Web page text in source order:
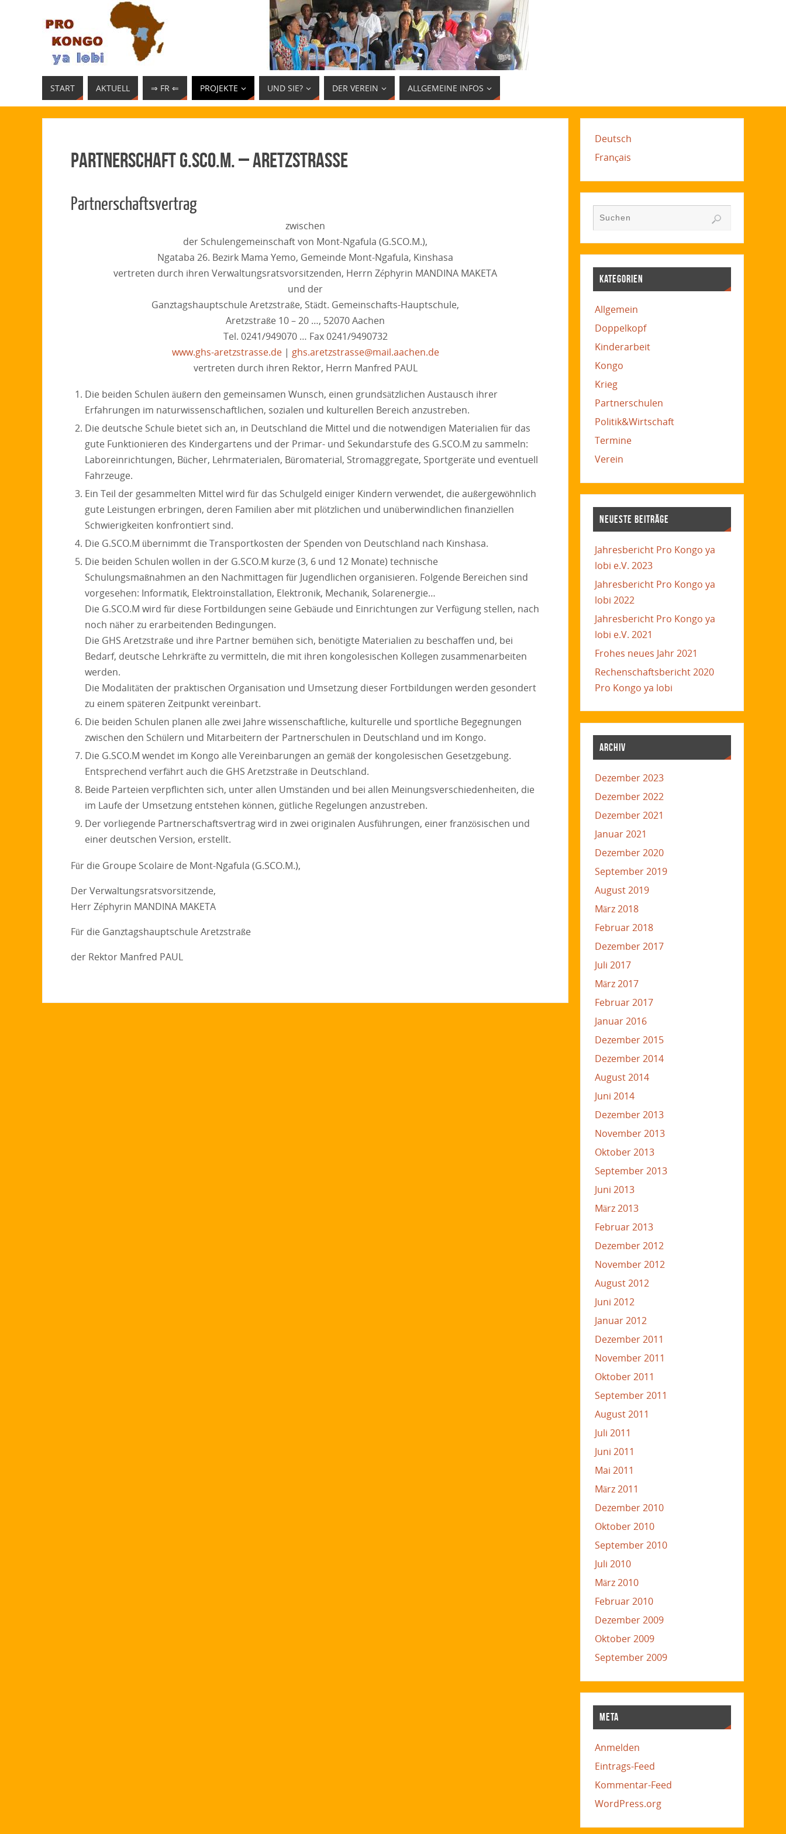
START AKTUELL ⇒ FR ⇐ PROJEKTE UND SIE? DER VEREIN ALLGEMEINE INFOS
Partnerschaft G.SCO.M. – Aretzstraße
Partnerschaftsvertrag
zwischen
der Schulengemeinschaft von Mont-Ngafula (G.SCO.M.),
Ngataba 26. Bezirk Mama Yemo, Gemeinde Mont-Ngafula, Kinshasa
vertreten durch ihren Verwaltungsratsvorsitzenden, Herrn Zéphyrin MANDINA MAKETA
und der
Ganztagshauptschule Aretzstraße, Städt. Gemeinschafts-Hauptschule,
Aretzstraße 10 – 20 …, 52070 Aachen
Tel. 0241/949070 … Fax 0241/9490732
www.ghs-aretzstrasse.de| ghs.aretzstrasse@mail.aachen.de
vertreten durch ihren Rektor, Herrn Manfred PAUL
Die beiden Schulen äußern den gemeinsamen Wunsch, einen grundsätzlichen Austausch ihrer
Erfahrungen im naturwissenschaftlichen, sozialen und kulturellen Bereich anzustreben.
Die deutsche Schule bietet sich an, in Deutschland die Mittel und die notwendigen Materialien für das
gute Funktionieren des Kindergartens und der Primar- und Sekundarstufe des G.SCO.M zu sammeln:
Laboreinrichtungen, Bücher, Lehrmaterialen, Büromaterial, Stromaggregate, Sportgeräte und eventuell
Fahrzeuge.
Ein Teil der gesammelten Mittel wird für das Schulgeld einiger Kindern verwendet, die außergewöhnlich
gute Leistungen erbringen, deren Familien aber mit plötzlichen und unüberwindlichen finanziellen
Schwierigkeiten konfrontiert sind.
Die G.SCO.M übernimmt die Transportkosten der Spenden von Deutschland nach Kinshasa.
Die beiden Schulen wollen in der G.SCO.M kurze (3, 6 und 12 Monate) technische
Schulungsmaßnahmen an den Nachmittagen für Jugendlichen organisieren. Folgende Bereichen sind
vorgesehen: Informatik, Elektroinstallation, Elektronik, Mechanik, Solarenergie…
Die G.SCO.M wird für diese Fortbildungen seine Gebäude und Einrichtungen zur Verfügung stellen, nach
noch näher zu erarbeitenden Bedingungen.
Die GHS Aretzstraße und ihre Partner bemühen sich, benötigte Materialien zu beschaffen und, bei
Bedarf, deutsche Lehrkräfte zu vermitteln, die mit ihren kongolesischen Kollegen zusammenarbeiten
werden.
Die Modalitäten der praktischen Organisation und Umsetzung dieser Fortbildungen werden gesondert
zu einem späteren Zeitpunkt vereinbart.
Die beiden Schulen planen alle zwei Jahre wissenschaftliche, kulturelle und sportliche Begegnungen
zwischen den Schülern und Mitarbeitern der Partnerschulen in Deutschland und im Kongo.
Die G.SCO.M wendet im Kongo alle Vereinbarungen an gemäß der kongolesischen Gesetzgebung.
Entsprechend verfährt auch die GHS Aretzstraße in Deutschland.
Beide Parteien verpflichten sich, unter allen Umständen und bei allen Meinungsverschiedenheiten, die
im Laufe der Umsetzung entstehen können, gütliche Regelungen anzustreben.
Der vorliegende Partnerschaftsvertrag wird in zwei originalen Ausführungen, einer französischen und
einer deutschen Version, erstellt.
Für die Groupe Scolaire de Mont-Ngafula (G.SCO.M.),
Der Verwaltungsratsvorsitzende,
Herr Zéphyrin MANDINA MAKETA
Für die Ganztagshauptschule Aretzstraße
der Rektor Manfred PAUL
Deutsch
Français
KATEGORIEN
Allgemein
Doppelkopf
Kinderarbeit
Kongo
Krieg
Partnerschulen
Politik&Wirtschaft
Termine
Verein
NEUESTE BEITRÄGE
Jahresbericht Pro Kongo ya
lobi e.V. 2023
Jahresbericht Pro Kongo ya
lobi 2022
Jahresbericht Pro Kongo ya
lobi e.V. 2021
Frohes neues Jahr 2021
Rechenschaftsbericht 2020
Pro Kongo ya lobi
ARCHIV
Dezember 2023
Dezember 2022
Dezember 2021
Januar 2021
Dezember 2020
September 2019
August 2019
März 2018
Februar 2018
Dezember 2017
Juli 2017
März 2017
Februar 2017
Januar 2016
Dezember 2015
Dezember 2014
August 2014
Juni 2014
Dezember 2013
November 2013
Oktober 2013
September 2013
Juni 2013
März 2013
Februar 2013
Dezember 2012
November 2012
August 2012
Juni 2012
Januar 2012
Dezember 2011
November 2011
Oktober 2011
September 2011
August 2011
Juli 2011
Juni 2011
Mai 2011
März 2011
Dezember 2010
Oktober 2010
September 2010
Juli 2010
März 2010
Februar 2010
Dezember 2009
Oktober 2009
September 2009
META
Anmelden
Eintrags-Feed
Kommentar-Feed
WordPress.org